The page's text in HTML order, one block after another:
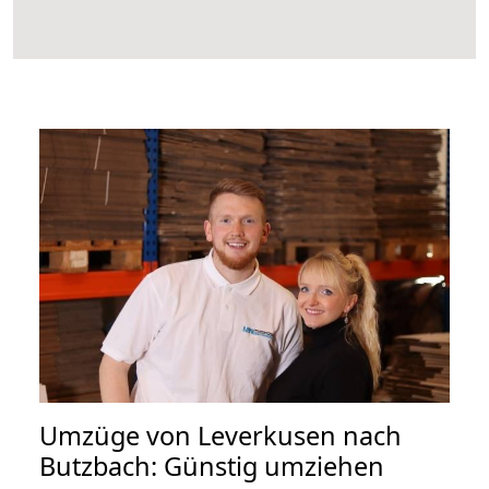
Umzüge von Leverkusen nach
Butzbach: Günstig umziehen